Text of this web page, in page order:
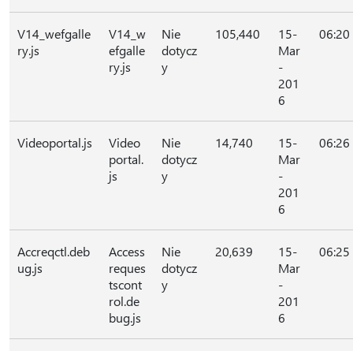
V14_wefgalle
ry.js
V14_w
efgalle
ry.js
Nie
dotycz
y
105,440
15-
Mar
-
201
6
06:20
Videoportal.js
Video
portal.
js
Nie
dotycz
y
14,740
15-
Mar
-
201
6
06:26
Accreqctl.deb
ug.js
Access
reques
tscont
rol.de
bug.js
Nie
dotycz
y
20,639
15-
Mar
-
201
6
06:25